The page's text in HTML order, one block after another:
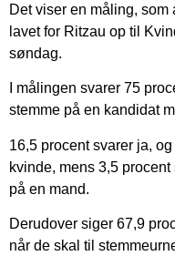
Det viser en måling,
lavet for Ritzau op til
søndag.
I målingen svarer 75
stemme på en kandidat
16,5 procent svarer ja,
kvinde, mens 3,5
på en mand.
Derudover siger 67,9
når de skal til